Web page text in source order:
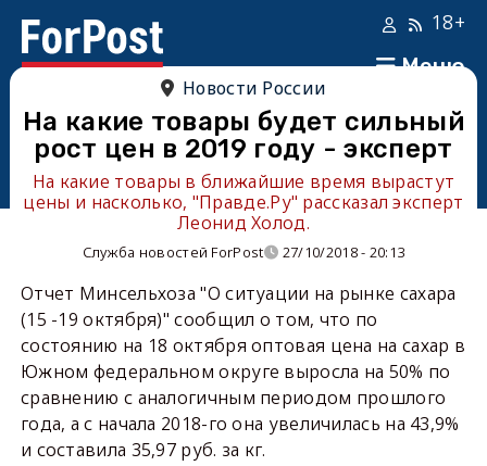
Меню
18+
Новости России
На какие товары будет сильный
рост цен в 2019 году - эксперт
На какие товары в ближайшие время вырастут
цены и насколько, "Правде.Ру" рассказал эксперт
Леонид Холод.
Служба новостей ForPost 27/10/2018 - 20:13
Отчет Минсельхоза "О ситуации на рынке сахара
(15 -19 октября)" сообщил о том, что по
состоянию на 18 октября оптовая цена на сахар в
Южном федеральном округе выросла на 50% по
сравнению с аналогичным периодом прошлого
года, а с начала 2018-го она увеличилась на 43,9%
и составила 35,97 руб. за кг.